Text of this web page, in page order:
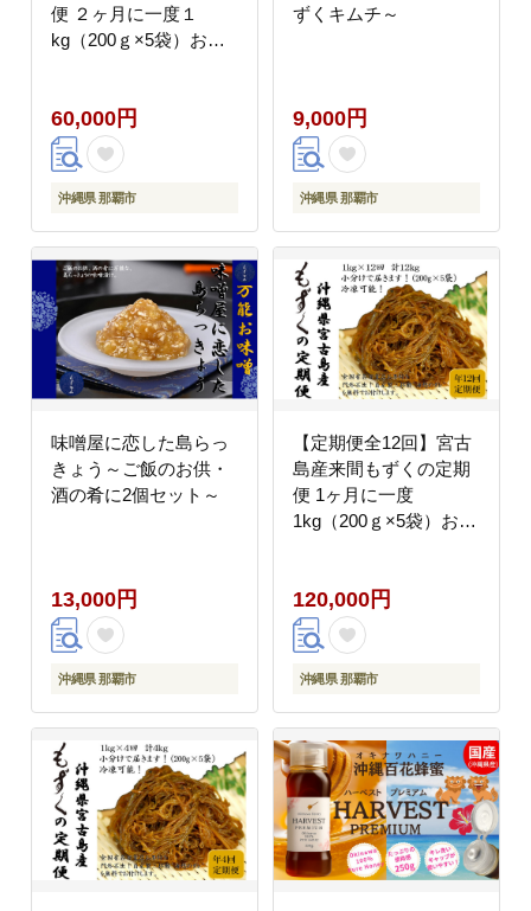
便 ２ヶ月に一度１
kg（200ｇ×5袋）お届
60,000円
沖縄県 那覇市
ずくキムチ～
9,000円
沖縄県 那覇市
味噌屋に恋した島らっ
きょう～ご飯のお供・
酒の肴に2個セット～
13,000円
沖縄県 那覇市
【定期便全12回】宮古
島産来間もずくの定期
便 1ヶ月に一度
1kg（200ｇ×5袋）お届
120,000円
沖縄県 那覇市